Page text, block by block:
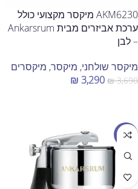
AKM6230 מיקסר מקצועי כולל
ערכת אביזרים מבית Ankarsrum
– לבן
מיקסר שולחני, מיקסר, מיקסרים
₪3,690
₪ 3,290
מבצע